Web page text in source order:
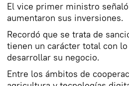
El vice primer ministro
aumentaron sus inversiones.
Recordó que se trata de
tienen un carácter total con
desarrollar su negocio.
Entre los ámbitos de